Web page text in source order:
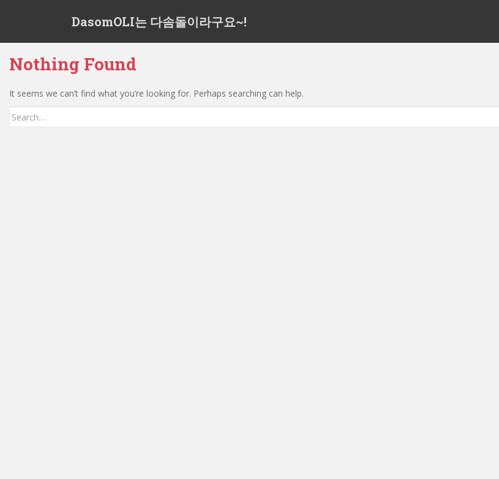
DasomOLI는 다솜돌이라구요~!
Nothing Found
It seems we can’t find what you’re looking for. Perhaps searching can help.
Search